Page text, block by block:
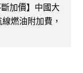
加價】中國大
燃油附加費，